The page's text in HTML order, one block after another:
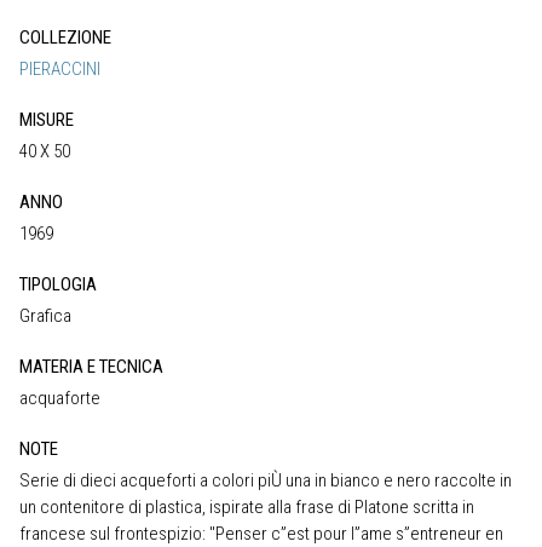
COLLEZIONE
PIERACCINI
MISURE
40 X 50
ANNO
1969
TIPOLOGIA
Grafica
MATERIA E TECNICA
acquaforte
NOTE
Serie di dieci acqueforti a colori piÙ una in bianco e nero raccolte in
un contenitore di plastica, ispirate alla frase di Platone scritta in
francese sul frontespizio: "Penser c”est pour l”ame s”entreneur en